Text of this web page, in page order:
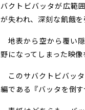
バクトビバッタが広範
が失われ、深刻な飢餓を
地表から空から覆い
野になってしまった映
このサバクトビバッ
編である『バッタを倒